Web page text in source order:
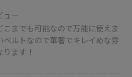
ュー
こまでも可能なので万能に使えま
ルトなので華奢でキレイめな雰
ます！